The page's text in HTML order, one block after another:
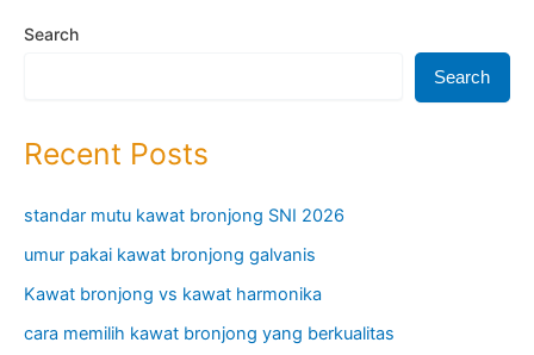
Search
Search
Recent Posts
standar mutu kawat bronjong SNI 2026
umur pakai kawat bronjong galvanis
Kawat bronjong vs kawat harmonika
cara memilih kawat bronjong yang berkualitas